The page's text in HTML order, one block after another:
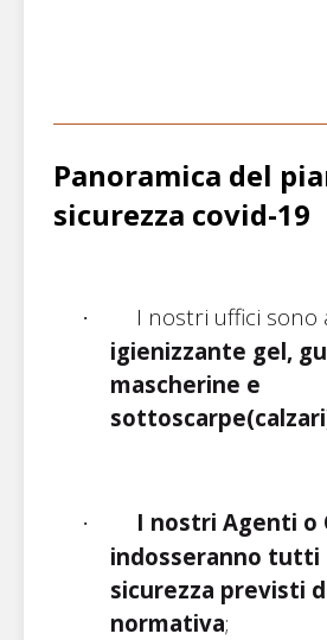
Panoramica del
sicurezza covid-19
·
I nostri uffici sono
igienizzante gel,
mascherine e
·
I nostri Agenti o
indosseranno tutti
sicurezza previsti
normativa;